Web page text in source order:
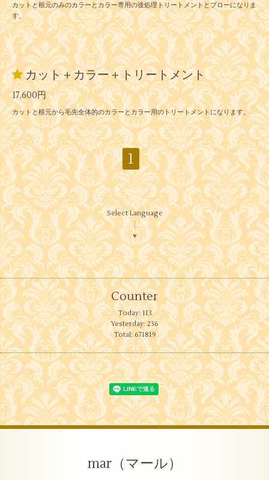
カットと根元のみのカラーとカラー専用の後処理トリートメントとブローになりま
す。
カット＋カラー＋トリートメント
17,600円
カットと根元から毛先全体的のカラーとカラー用のトリートメントになります。
1
Select Language
▼
Counter
Today:113
Yesterday:236
Total: 671819
mar（マール）